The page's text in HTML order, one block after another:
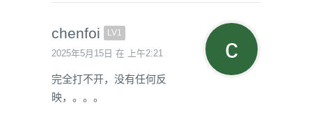
chenfoi LV1
2025年5月15日 在 上午2:21
完全打不开，没有任何反
映，。。。